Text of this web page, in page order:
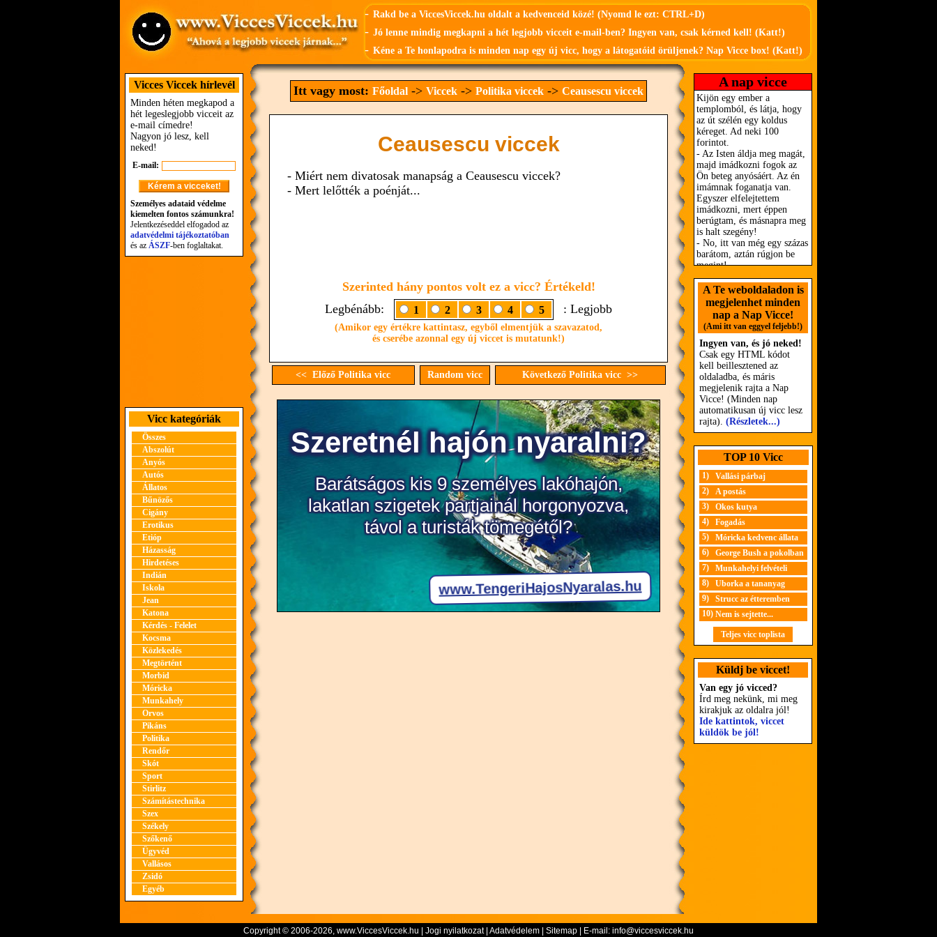
- Rakd be a ViccesViccek.hu oldalt a kedvenceid közé! (Nyomd le ezt: CTRL+D)
- Jó lenne mindig megkapni a hét legjobb vicceit e-mail-ben? Ingyen van, csak kérned kell! (Katt!)
- Kéne a Te honlapodra is minden nap egy új vicc, hogy a látogatóid örüljenek? Nap Vicce box! (Katt!)
Vicces Viccek hírlevél
Minden héten megkapod a
hét legeslegjobb vicceit az
e-mail címedre!
Nagyon jó lesz, kell
neked!
E-mail:
Személyes adataid védelme
kiemelten fontos számunkra!
Jelentkezéseddel elfogadod az
adatvédelmi tájékoztatóban
és az ÁSZF-ben foglaltakat.
Vicc kategóriák
Összes
Abszolút
Anyós
Autós
Állatos
Bűnözős
Cigány
Erotikus
Etióp
Házasság
Hirdetéses
Indián
Iskola
Jean
Katona
Kérdés - Felelet
Kocsma
Közlekedés
Megtörtént
Morbid
Móricka
Munkahely
Orvos
Pikáns
Politika
Rendőr
Skót
Sport
Stirlitz
Számítástechnika
Szex
Székely
Szőkenő
Ügyvéd
Vallásos
Zsidó
Egyéb
Itt vagy most: Főoldal -> Viccek -> Politika viccek -> Ceausescu viccek
Ceausescu viccek
- Miért nem divatosak manapság a Ceausescu viccek?
- Mert lelőtték a poénját...
Szerinted hány pontos volt ez a vicc? Értékeld!
Legbénább:
1 2 3 4 5 : Legjobb
(Amikor egy értékre kattintasz, egyből elmentjük a szavazatod,
és cserébe azonnal egy új viccet is mutatunk!)
<< Előző Politika vicc Random vicc Következő Politika vicc >>
A nap vicce
A Te weboldaladon is
megjelenhet minden
nap a Nap Vicce!
(Ami itt van eggyel feljebb!)
Ingyen van, és jó neked!
Csak egy HTML kódot
kell beillesztened az
oldaladba, és máris
megjelenik rajta a Nap
Vicce! (Minden nap
automatikusan új vicc lesz
rajta). (Részletek...)
TOP 10 Vicc
1)
Vallási párbaj
2)
A postás
3)
Okos kutya
4)
Fogadás
5)
Móricka kedvenc állata
6)
George Bush a pokolban
7)
Munkahelyi felvételi
8)
Uborka a tananyag
9)
Strucc az étteremben
10) Nem is sejtette...
Teljes vicc toplista
Küldj be viccet!
Van egy jó vicced?
Írd meg nekünk, mi meg
kirakjuk az oldalra jól!
Ide kattintok, viccet
küldök be jól!
Copyright © 2006-2026, www.ViccesViccek.hu | Jogi nyilatkozat| Adatvédelem Sitemap | E-mail: info@viccesviccek.hu